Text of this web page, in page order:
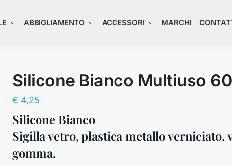
ABBIGLIAMENTO ACCESSORI MARCHI
Silicone Bianco Multiuso
€ 4,25
Silicone Bianco
Sigilla vetro, plastica metallo verniciato,
gomma.